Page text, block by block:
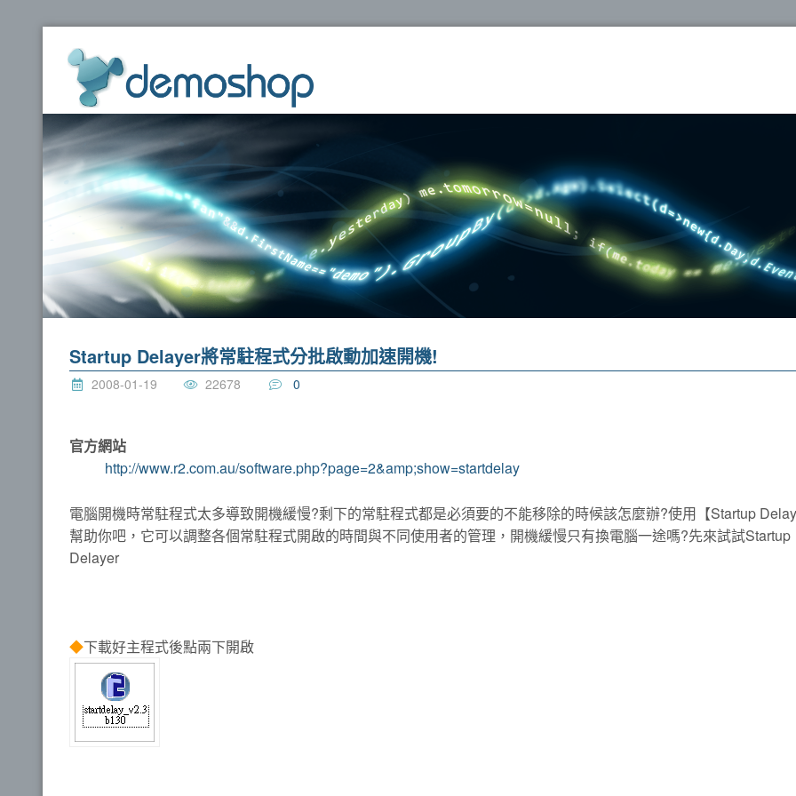
Startup Delayer將常駐程式分批啟動加速開機!
2008-01-19 22678 0
官方網站
http://www.r2.com.au/software.php?page=2&amp;show=startdelay
電腦開機時常駐程式太多導致開機緩慢?剩下的常駐程式都是必須要的不能移除的時候該怎麼辦?使用【Startup
幫助你吧，它可以調整各個常駐程式開啟的時間與不同使用者的管理，開機緩慢只有換電腦一途嗎?先來試試Startup
Delayer
◆下載好主程式後點兩下開啟